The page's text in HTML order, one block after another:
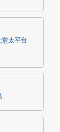
堂太平台